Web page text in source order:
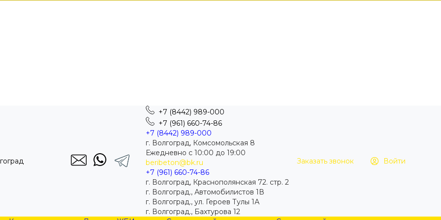
+7 (8442) 989-000
+7 (961) 660-74-86
+7 (8442) 989-000
г. Волгоград, Комсомольская 8
Ежедневно с 10:00 до 19:00
beribeton@bk.ru
+7 (961) 660-74-86
г. Волгоград, Краснополянская 72. стр. 2
г. Волгоград., Автомобилистов 1В
г. Волгоград., ул. Героев Тулы 1А
г. Волгоград., Бахтурова 12
Заказать звонок Войти